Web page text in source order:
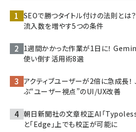
SEOで勝つタイトル付けの法則とは
流入数を増やす5つの条件
1週間かかった作業が1日に！
使い倒す活用術8選
アクティブユーザーが2倍に急成長！
ぶ“ユーザー視点”のUI/UX改善
朝日新聞社の文章校正AI「Typoless
と「Edge」上でも校正が可能に